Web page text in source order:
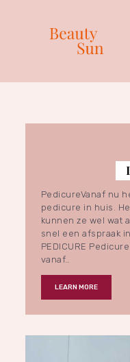
HEALTH
ONZE
OVER
PedicureVanaf nu
pedicure in huis.
kunnen ze wel wat
snel een afspraak
PEDICURE
vanaf…
LEARN MORE